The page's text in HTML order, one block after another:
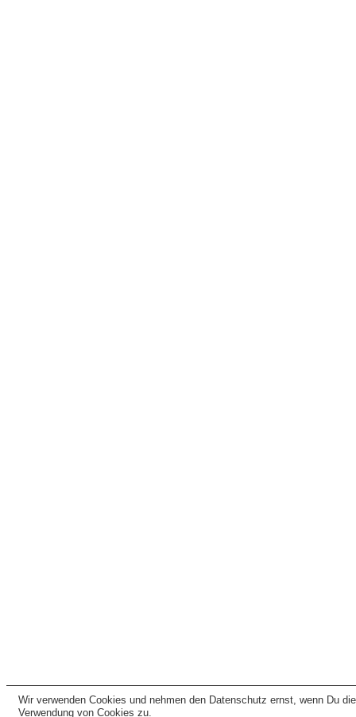
Wir verwenden Cookies und nehmen den Datenschutz ernst, wenn Du
Verwendung von Cookies zu.